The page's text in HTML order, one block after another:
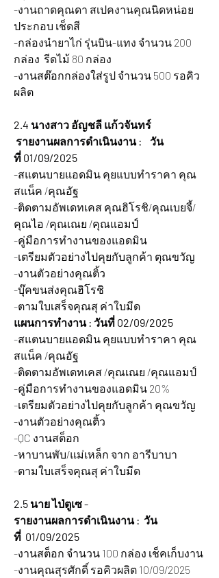
-งานถาดคุณดา สเปคงานคุณนิดหน่อย
ประกอบ เช็ดสี
-กล่องนำยาไก่ รุ่นบิน-แทง จำนวน 200
กล่อง  รีดไม้ 80 กล่อง
-งานสต๊อกกล่องใส่รูป จำนวน 500 รอคิว
ผลิต
2.4 นางสาว อัญชลี แก้วจันทร์
รายงานผลการดำเนินงาน :    วัน
ที่ 01/09/2025
-สแตนบายแอดมิน คุยแบบทำราคา คุณ
สแน็ค /คุณอัฐ
-ติดตามอัพเดทเคส คุณฮิโรชิ/คุณเบยจี้/
คุณไอ /คุณเณย /คุณแอมป์
-คู่มือการทำงานของแอดมิน
-เตรียมตัวอย่างไปคุยกับลูกค้า ตุณขวัญ
-งานตัวอย่างคุณติ้ว
-บุ๊คขนส่งคุณฮิโรชิ
-ตามใบเสร็จคุณสุ ค่าใบมีด
แผนการทำงาน : วันที่ 02/09/2025
-สแตนบายแอดมิน คุยแบบทำราคา คุณ
สแน็ค /คุณอัฐ
-ติดตามอัพเดทเคส /คุณเณย /คุณแอมป์
-คู่มือการทำงานของแอดมิน 20%
-เตรียมตัวอย่างไปคุยกับลูกค้า คุณขวัญ
-งานตัวอย่างคุณติ้ว
-QC งานสต็อก
-หาบานพับ/แม่เหล็ก จาก อารีบาบา
-ตามใบเสร็จคุณสุ ค่าใบมีด
2.5 นาย ไป่ตูเซ -
รายงานผลการดำเนินงาน :  วัน
ที่  01/09/2025
-งานสต็อก จำนวน 100 กล่อง เช็คเก็บงาน
-งานคุณสุรศักดิ์ รอคิวผลิต 10/09/2025